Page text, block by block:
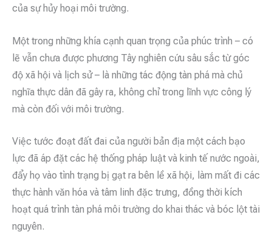
của sự hủy hoại môi trường.
Một trong những khía cạnh quan trọng của phúc trình – có
lẽ vẫn chưa được phương Tây nghiên cứu sâu sắc từ góc
độ xã hội và lịch sử – là những tác động tàn phá mà chủ
nghĩa thực dân đã gây ra, không chỉ trong lĩnh vực công lý
mà còn đối với môi trường.
Việc tước đoạt đất đai của người bản địa một cách bạo
lực đã áp đặt các hệ thống pháp luật và kinh tế nước ngoài,
đẩy họ vào tình trạng bị gạt ra bên lề xã hội, làm mất đi các
thực hành văn hóa và tâm linh đặc trưng, đồng thời kích
hoạt quá trình tàn phá môi trường do khai thác và bóc lột tài
nguyên.